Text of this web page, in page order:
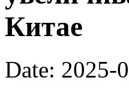
Китае
Date: 2025-